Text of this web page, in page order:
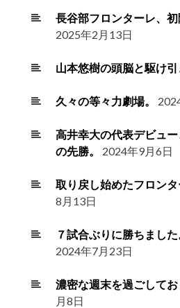
長谷部フロンターレ、初
2025年2月13日
山本悠樹の頭脳と駆け引
久々の等々力劇場。
高井幸大の代表デビュ
の先勝。
2024年9月6日
取り戻し始めたフロンタ
8月13日
７試合ぶりに勝ちました
2024年7月23日
濃密な週末を過ごしてお
月8日